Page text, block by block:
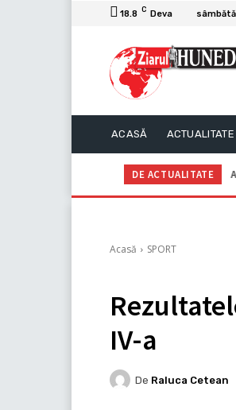
18.8 C Deva
ACASĂ ACTUALITATE
DE ACTUALITATE
Acasă SPORT
IV-a
De Raluca Cetean